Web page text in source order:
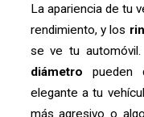
La apariencia de tu
rendimiento, y los
se ve tu
diámetro pueden
elegante a tu
más agresivo o